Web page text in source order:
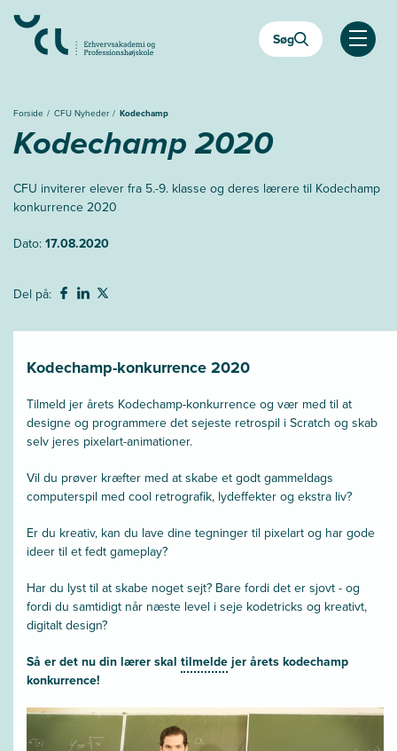
hovedindhold
Søg
Åben
Forside CFU Nyheder Kodechamp
Kodechamp 2020
CFU inviterer elever fra 5.-9. klasse og deres lærere til Kodechamp
konkurrence 2020
Dato:17.08.2020
Del på:
Kodechamp-konkurrence 2020
Tilmeld jer årets Kodechamp-konkurrence og vær med til at
designe og programmere det sejeste retrospil i Scratch og skab
selv jeres pixelart-animationer.
Vil du prøver kræfter med at skabe et godt gammeldags
computerspil med cool retrografik, lydeffekter og ekstra liv?
Er du kreativ, kan du lave dine tegninger til pixelart og har gode
ideer til et fedt gameplay?
Har du lyst til at skabe noget sejt? Bare fordi det er sjovt - og
fordi du samtidigt når næste level i seje kodetricks og kreativt,
digitalt design?
Så er det nu din lærer skal tilmeldejer årets kodechamp
konkurrence!